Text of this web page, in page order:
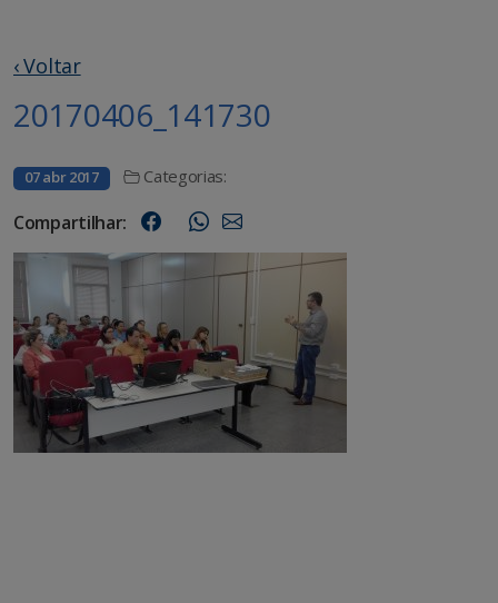
‹ Voltar
20170406_141730
07 abr 2017 Categorias:
Compartilhar: